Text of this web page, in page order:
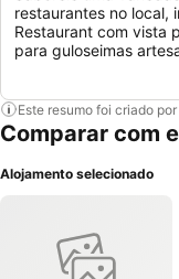
restaurantes no local,
Restaurant com vista
para guloseimas
Este resumo foi criado
Comparar com
Alojamento selecionado